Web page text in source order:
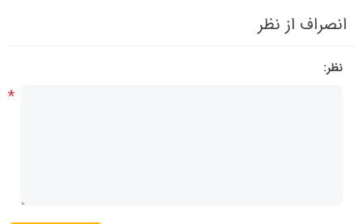
انصراف از نظر
نظر:
*